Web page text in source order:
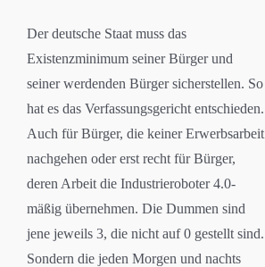
Der deutsche Staat muss das
Existenzminimum seiner Bürger und
seiner werdenden Bürger sicherstellen. So
hat es das Verfassungsgericht entschieden.
Auch für Bürger, die keiner Erwerbsarbeit
nachgehen oder erst recht für Bürger,
deren Arbeit die Industrieroboter 4.0-
mäßig übernehmen. Die Dummen sind
jene jeweils 3, die nicht auf 0 gestellt sind.
Sondern die jeden Morgen und nachts